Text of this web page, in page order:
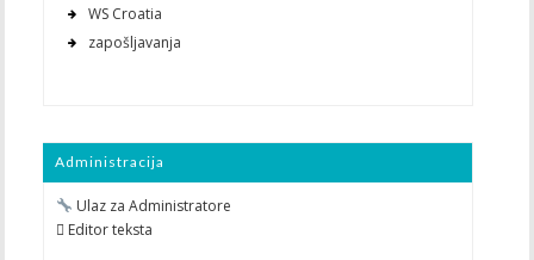
WS Croatia
zapošljavanja
Administracija
Ulaz za Administratore
 Editor teksta